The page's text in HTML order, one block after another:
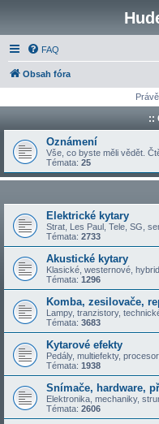
FAQ
Obsah fóra
::
Oznámení
Vše, co byste měli vědět.
Témata: 25
Elektrické kytary
Strat, Les Paul, Tele, SG,
Témata: 2733
Akustické kytary
Klasické, westernové,
Témata: 1296
Komba, zesilovače,
Lampy, tranzistory,
Témata: 3683
Kytarové efekty
Pedály, multiefekty,
Témata: 1938
Snímače, hardware,
Elektronika, mechaniky,
Témata: 2606